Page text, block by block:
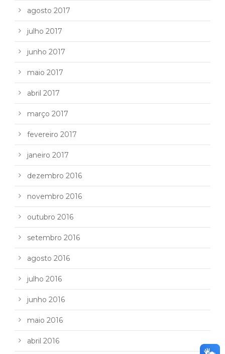
agosto 2017
julho 2017
junho 2017
maio 2017
abril 2017
março 2017
fevereiro 2017
janeiro 2017
dezembro 2016
novembro 2016
outubro 2016
setembro 2016
agosto 2016
julho 2016
junho 2016
maio 2016
abril 2016